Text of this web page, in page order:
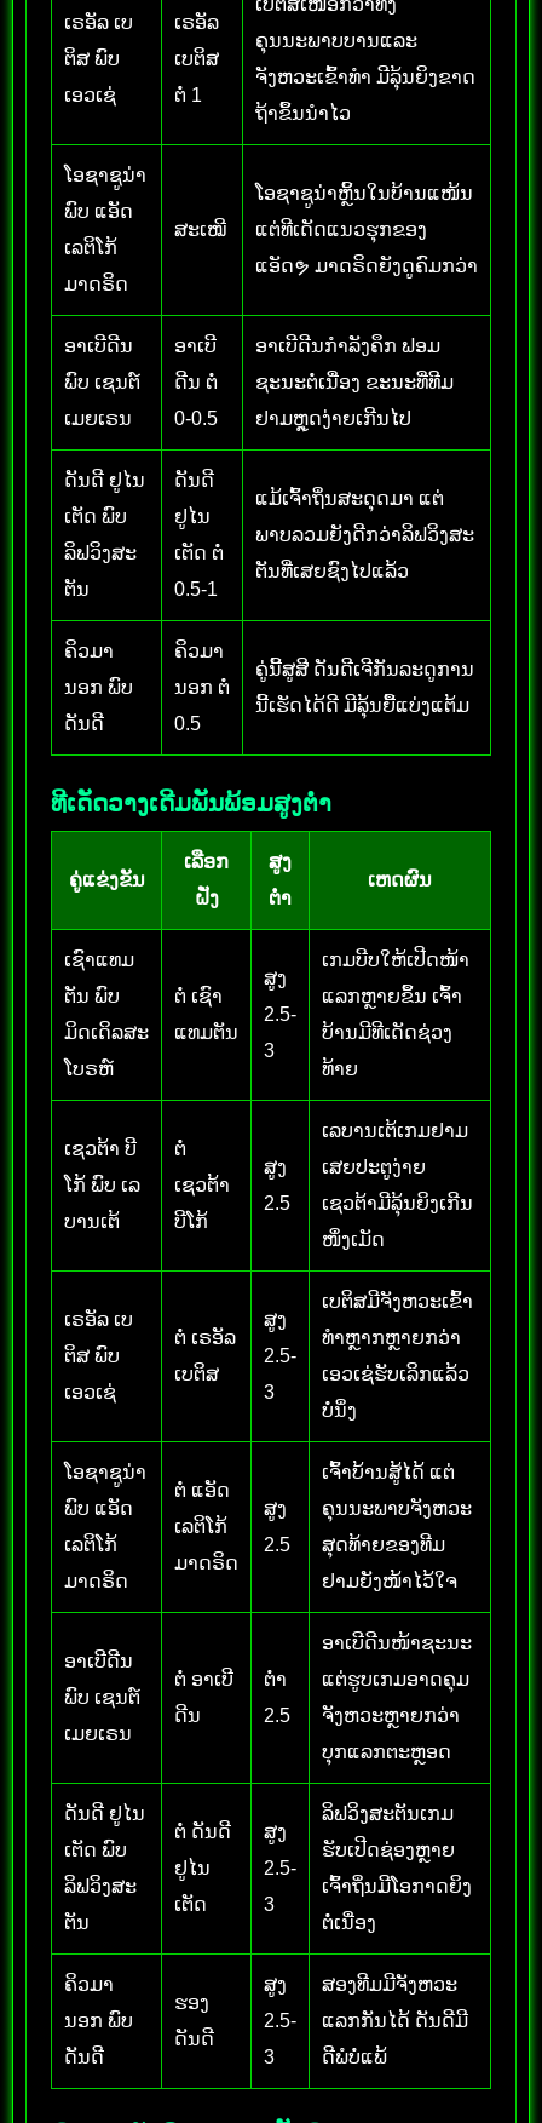
ເຣອັລ ເບ
ຕິສ ພົບ
ເອວເຊ່
ເຣອັລ
ເບຕິສ
ຕໍ່ 1
ເບຕິສເໜືອກວ່າທັງ
ຄຸນນະພາບບານແລະ
ຈັງຫວະເຂົ້າທຳ ມີລຸ້ນຍິງຂາດ
ຖ້າຂຶ້ນນຳໄວ
ໂອຊາຊູນ່າ
ພົບ ແອັດ
ເລຕິໂກ້
ມາດຣິດ
ສະເໝີ
ໂອຊາຊູນ່າຫຼິ້ນໃນບ້ານແໜ້ນ
ແຕ່ທີເດັດແນວຮຸກຂອງ
ແອັດຯ ມາດຣິດຍັງດູຄົມກວ່າ
ອາເບີດີນ
ພົບ ເຊນຕ໌
ເມຍເຣນ
ອາເບີ
ດີນ ຕໍ່
0-0.5
ອາເບີດີນກຳລັງຄຶກ ຟອມ
ຊະນະຕໍ່ເນື່ອງ ຂະນະທີ່ທີມ
ຢາມຫຼຸດງ່າຍເກີນໄປ
ດັນດີ ຢູໄນ
ເຕັດ ພົບ
ລິຟວິງສະ
ຕັນ
ດັນດີ
ຢູໄນ
ເຕັດ ຕໍ່
0.5-1
ແມ້ເຈົ້າຖິ່ນສະດຸດມາ ແຕ່
ພາບລວມຍັງດີກວ່າລິຟວິງສະ
ຕັນທີ່ເສຍຊົງໄປແລ້ວ
ຄິວມາ
ນອກ ພົບ
ດັນດີ
ຄິວມາ
ນອກ ຕໍ່
0.5
ຄູ່ນີ້ສູສີ ດັນດີເຈີກັນລະດູການ
ນີ້ເຮັດໄດ້ດີ ມີລຸ້ນຍື້ແບ່ງແຕ້ມ
ທີເດັດວາງເດີມພັນພ້ອມສູງຕ່ຳ
ຄູ່ແຂ່ງຂັນ
ເລືອກ
ຝັ່ງ
ສູງ
ຕ່ຳ
ເຫດຜົນ
ເຊົາແທມ
ຕັນ ພົບ
ມິດເດິລສະ
ໂບຣຫ໌
ຕໍ່ ເຊົາ
ແທມຕັນ
ສູງ
2.5-
3
ເກມບີບໃຫ້ເປີດໜ້າ
ແລກຫຼາຍຂຶ້ນ ເຈົ້າ
ບ້ານມີທີເດັດຊ່ວງ
ທ້າຍ
ເຊວຕ້າ ບີ
ໂກ້ ພົບ ເລ
ບານເຕ້
ຕໍ່
ເຊວຕ້າ
ບີໂກ້
ສູງ
2.5
ເລບານເຕ້ເກມຢາມ
ເສຍປະຕູງ່າຍ
ເຊວຕ້າມີລຸ້ນຍິງເກີນ
ໜຶ່ງເມັດ
ເຣອັລ ເບ
ຕິສ ພົບ
ເອວເຊ່
ຕໍ່ ເຣອັລ
ເບຕິສ
ສູງ
2.5-
3
ເບຕິສມີຈັງຫວະເຂົ້າ
ທຳຫຼາກຫຼາຍກວ່າ
ເອວເຊ່ຮັບເລິກແລ້ວ
ບໍ່ນິ່ງ
ໂອຊາຊູນ່າ
ພົບ ແອັດ
ເລຕິໂກ້
ມາດຣິດ
ຕໍ່ ແອັດ
ເລຕິໂກ້
ມາດຣິດ
ສູງ
2.5
ເຈົ້າບ້ານສູ້ໄດ້ ແຕ່
ຄຸນນະພາບຈັງຫວະ
ສຸດທ້າຍຂອງທີມ
ຢາມຍັງໜ້າໄວ້ໃຈ
ອາເບີດີນ
ພົບ ເຊນຕ໌
ເມຍເຣນ
ຕໍ່ ອາເບີ
ດີນ
ຕ່ຳ
2.5
ອາເບີດີນໜ້າຊະນະ
ແຕ່ຮູບເກມອາດຄຸມ
ຈັງຫວະຫຼາຍກວ່າ
ບຸກແລກຕະຫຼອດ
ດັນດີ ຢູໄນ
ເຕັດ ພົບ
ລິຟວິງສະ
ຕັນ
ຕໍ່ ດັນດີ
ຢູໄນ
ເຕັດ
ສູງ
2.5-
3
ລິຟວິງສະຕັນເກມ
ຮັບເປີດຊ່ອງຫຼາຍ
ເຈົ້າຖິ່ນມີໂອກາດຍິງ
ຕໍ່ເນື່ອງ
ຄິວມາ
ນອກ ພົບ
ດັນດີ
ຮອງ
ດັນດີ
ສູງ
2.5-
3
ສອງທີມມີຈັງຫວະ
ແລກກັນໄດ້ ດັນດີມີ
ດີພໍບໍ່ແພ້